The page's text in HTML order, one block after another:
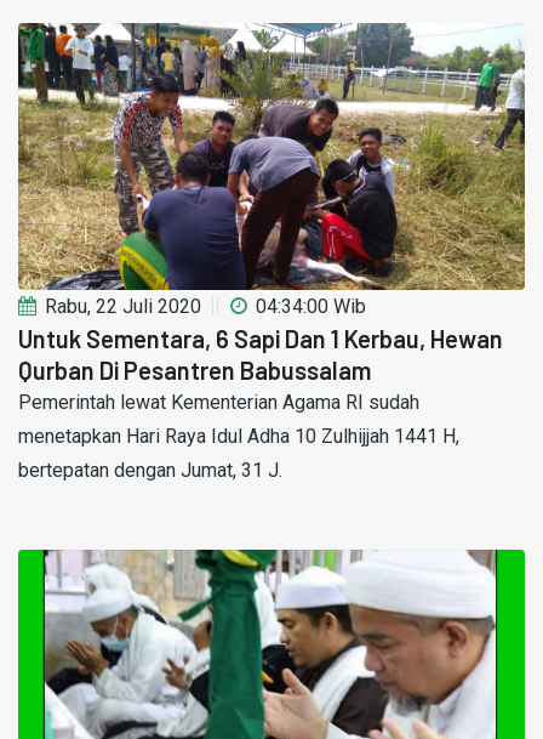
Rabu, 22 Juli 2020 04:34:00 Wib
Untuk Sementara, 6 Sapi Dan 1 Kerbau, Hewan
Qurban Di Pesantren Babussalam
Pemerintah lewat Kementerian Agama RI sudah
menetapkan Hari Raya Idul Adha 10 Zulhijjah 1441 H,
bertepatan dengan Jumat, 31 J.